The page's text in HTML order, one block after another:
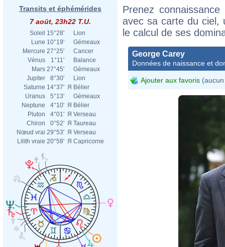
Transits et éphémérides
7 août, 23h22 T.U.
Soleil 15°28'
Lion
Lune 10°19'
Gémeaux
Mercure 27°25'
Cancer
Vénus
1°11'
Balance
Mars 27°45'
Gémeaux
Jupiter
8°30'
Lion
Saturne 14°37' Я Bélier
Uranus
5°13'
Gémeaux
Neptune
4°10' Я Bélier
Pluton
4°01' Я Verseau
Chiron
0°52' Я Taureau
Nœud vrai 29°53' Я Verseau
Lilith vraie 20°58' Я Capricorne
Prenez
avec sa carte du ciel,
le calcul de ses
George Carey
Données de naissance et
Ajouter aux favoris